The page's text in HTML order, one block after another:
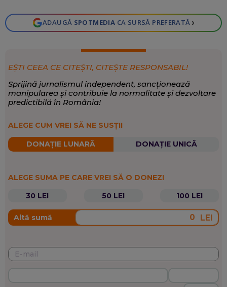
ADAUGĂ SPOTMEDIA CA SURSĂ PREFERATĂ ›
EȘTI CEEA CE CITEȘTI, CITEȘTE RESPONSABIL!
Sprijină jurnalismul independent, sancționează
manipularea și contribuie la normalitate și dezvoltare
predictibilă în România!
ALEGE CUM VREI SĂ NE SUSȚII
DONAȚIE LUNARĂ DONAȚIE UNICĂ
ALEGE SUMA PE CARE VREI SĂ O DONEZI
30 LEI
50 LEI 100 LEI
Altă sumă LEI